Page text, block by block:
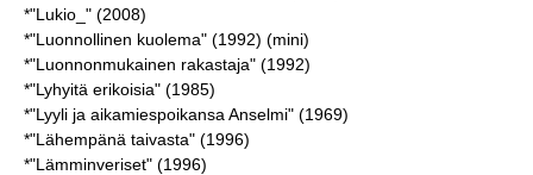
*"Lukio_" (2008)
*"Luonnollinen kuolema" (1992) (mini)
*"Luonnonmukainen rakastaja" (1992)
*"Lyhyitä erikoisia" (1985)
*"Lyyli ja aikamiespoikansa Anselmi" (1969)
*"Lähempänä taivasta" (1996)
*"Lämminveriset" (1996)